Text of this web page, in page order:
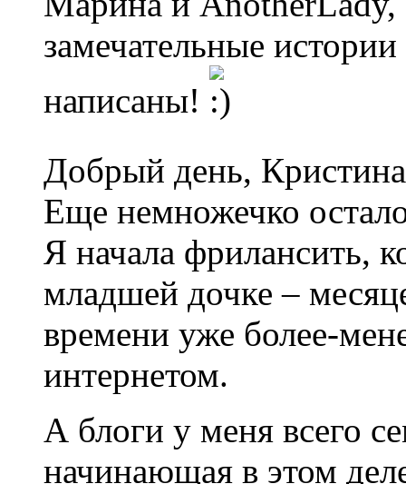
замечательные
написаны!
Добрый день,
Еще немножечко
Я начала фрилансить,
младшей дочке –
времени уже более-
интернетом.
А блоги у меня всего
начинающая в этом